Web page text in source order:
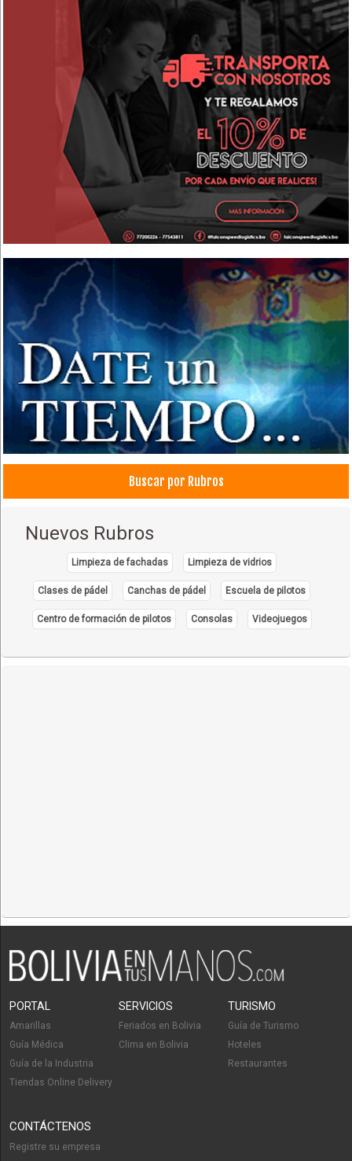
Buscar por Rubros
Nuevos Rubros
Limpieza de fachadas Limpieza de vidrios
Clases de pádel Canchas de pádel Escuela de pilotos
Centro de formación de pilotos Consolas Videojuegos
PORTAL
Amarillas
Guía Médica
Guía de la Industria
Tiendas Online Delivery
SERVICIOS
Feriados en Bolivia
Clima en Bolivia
TURISMO
Guía de Turismo
Hoteles
Restaurantes
CONTÁCTENOS
Registre su empresa